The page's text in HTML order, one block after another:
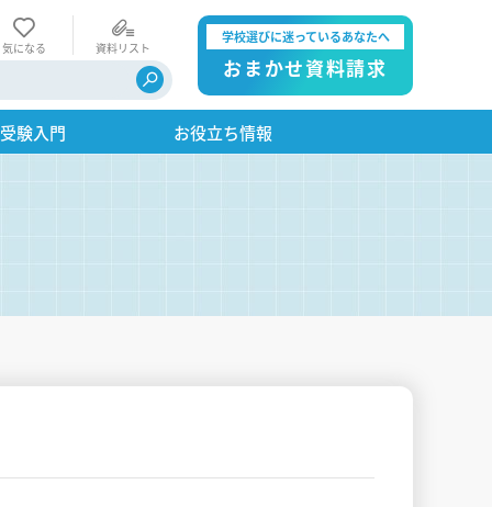
気になる 資料リスト
学校選びに迷っているあなたへ
おまかせ資料請求
験入門 お役立ち情報